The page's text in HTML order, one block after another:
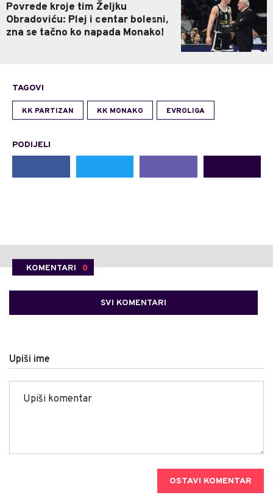
Povrede kroje tim Željku
Obradoviću: Plej i centar bolesni,
zna se tačno ko napada Monako!
TAGOVI
KK PARTIZAN KK MONAKO EVROLIGA
PODIJELI
KOMENTARI 0
SVI KOMENTARI
Upiši ime
OSTAVI KOMENTAR